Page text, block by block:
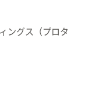
ングス（プロタ